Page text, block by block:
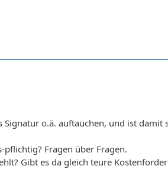
o.ä. auftauchen, und ist damit
Fragen über Fragen.
Gibt es da gleich teure